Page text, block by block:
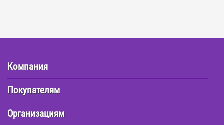
Компания
Покупателям
Организациям